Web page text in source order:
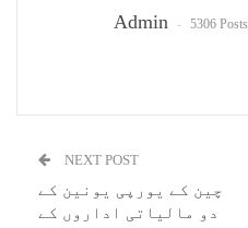
Admin 5306 Posts
NEXT POST
چین کے یورپی یونین کے
دو مالیاتی اداروں کے